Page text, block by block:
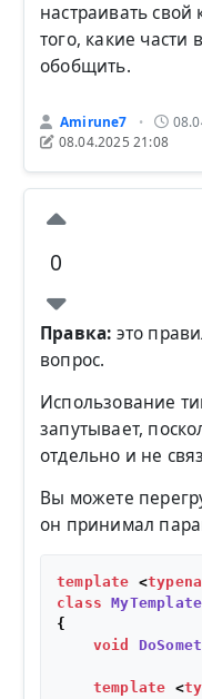
настраивать свой
того, какие
обобщить.
Amirune7 •
08.04.2025 21:08
0
Правка: это
вопрос.
Использование
запутывает,
отдельно и не
Вы можете
он принимал
template <
class
{
void
template <